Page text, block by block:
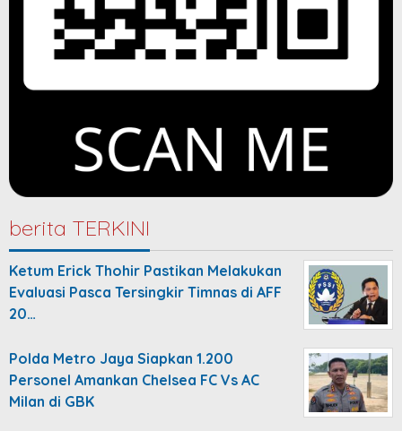
berita TERKINI
Ketum Erick Thohir Pastikan Melakukan
Evaluasi Pasca Tersingkir Timnas di AFF
20…
Polda Metro Jaya Siapkan 1.200
Personel Amankan Chelsea FC Vs AC
Milan di GBK